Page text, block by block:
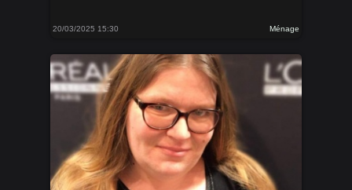
20/03/2025 15:30 Ménage